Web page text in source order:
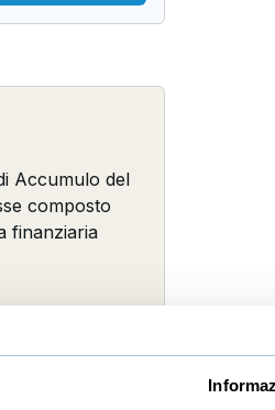
Accumulo del
composto
finanziaria
sono le cifre
mensili